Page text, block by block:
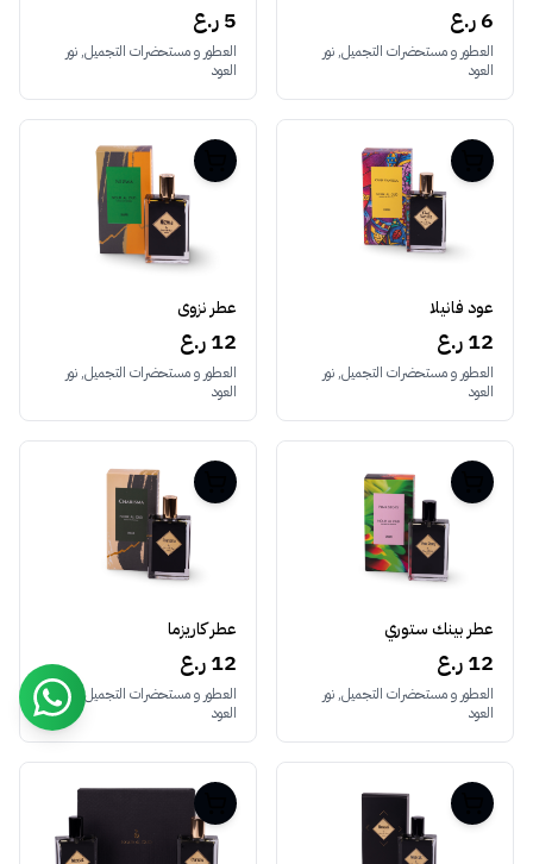
6 ر.ع
العطور و مستحضرات التجميل, نور
العود
5 ر.ع
العطور و مستحضرات التجميل, نور
العود
عود فانيلا
12 ر.ع
العطور و مستحضرات التجميل, نور
العود
عطر نزوى
12 ر.ع
العطور و مستحضرات التجميل, نور
العود
عطر بينك ستوري
12 ر.ع
العطور و مستحضرات التجميل, نور
العود
عطر كاريزما
12 ر.ع
العطور و مستحضرات التجميل, نور
العود